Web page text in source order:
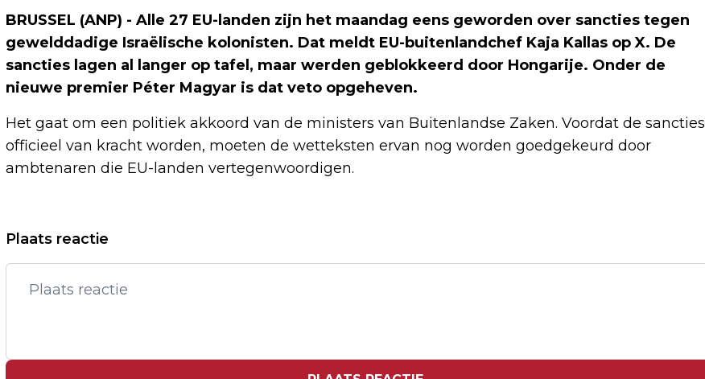
BRUSSEL (ANP) - Alle 27 EU-landen zijn het maandag eens geworden over sancties tegen
gewelddadige Israëlische kolonisten. Dat meldt EU-buitenlandchef Kaja Kallas op X. De
sancties lagen al langer op tafel, maar werden geblokkeerd door Hongarije. Onder de
nieuwe premier Péter Magyar is dat veto opgeheven.
Het gaat om een politiek akkoord van de ministers van Buitenlandse Zaken. Voordat de sancties
officieel van kracht worden, moeten de wetteksten ervan nog worden goedgekeurd door
ambtenaren die EU-landen vertegenwoordigen.
Vorig artikel
DJANGO WAGNER IS 'EEN GELUKKIG
MAN' NA DIAMANTEN AWARD VOOR
ALLEEN OP REIS: WAAROM STEEDS
Plaats reactie